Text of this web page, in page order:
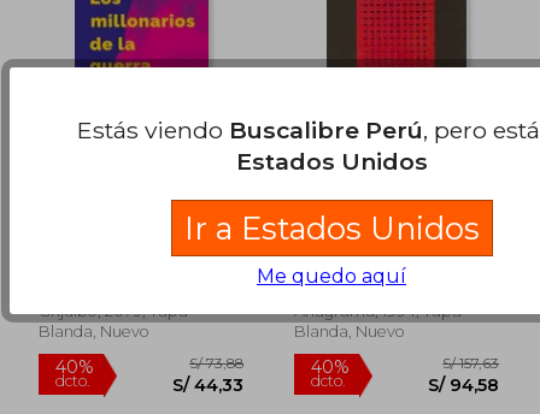
55% S/ 184,12 55%
dcto.
S/
Los Millonarios de la
Guerra: El Expediente
Inédito de García
Grijalbo, 2079, Tapa
Blanda, Nuevo
Perspectivas de
Guerra Civil
Hans Magnus
Enzensberger(1)
Anagrama, 1994, Tapa
Blanda, Nuevo
Estás viendo Buscalibre Perú, pero
Estados Unidos
Ir a Estados Unidos
Me quedo aquí